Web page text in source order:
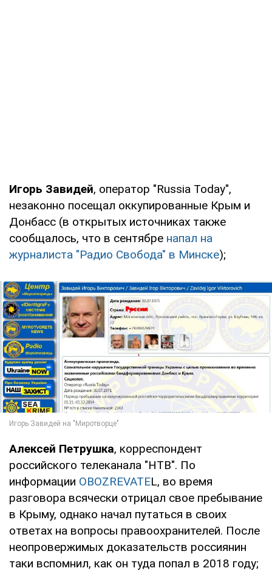
Игорь Завидей, оператор "Russia Today",
незаконно посещал оккупированные Крым и
Донбасс (в открытых источниках также
сообщалось, что в сентябре напал на
журналиста "Радио Свобода" в Минске);
Алексей Петрушка, корреспондент
российского телеканала "НТВ". По
информации OBOZREVATEL, во время
разговора всячески отрицал свое пребывание
в Крыму, однако начал путаться в своих
ответах на вопросы правоохранителей. После
неопровержимых доказательств россиянин
таки вспомнил, как он туда попал в 2018 году;